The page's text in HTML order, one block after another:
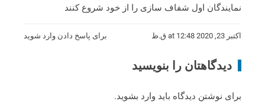
نمایندگان اول شفاف سازی را از خود شروع کنند
اکتبر 23, 2020 at 12:48 ق.ظ برای پاسخ دادن وارد شوید
دیدگاهتان را بنویسید
برای نوشتن دیدگاه باید وارد بشوید.